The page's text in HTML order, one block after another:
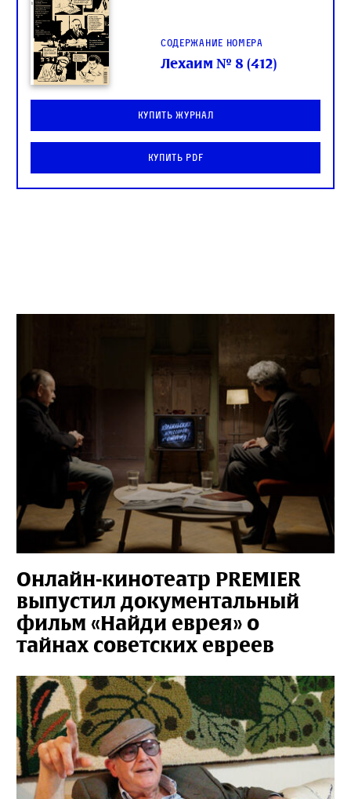
Содержание номера
Лехаим № 8 (412)
Купить журнал
Купить PDF
Онлайн-кинотеатр PREMIER
выпустил документальный
фильм «Найди еврея» о
тайнах советских евреев